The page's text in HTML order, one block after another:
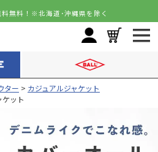
無料！ ※北海道･沖縄県を除く
ター
カジュアルジャケット
ット